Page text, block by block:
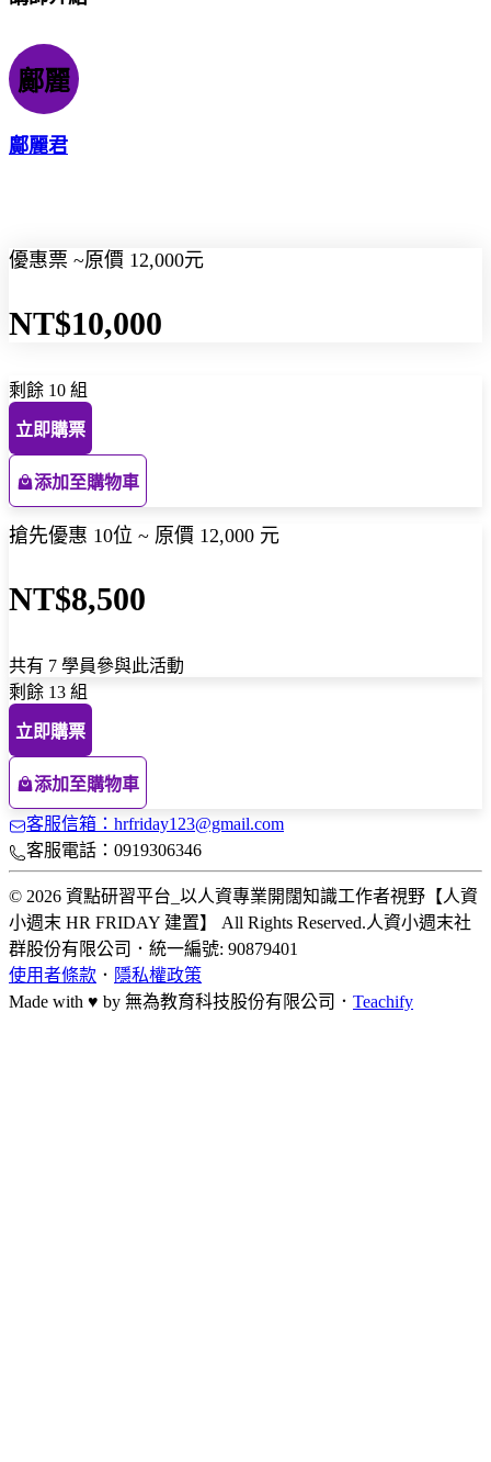
鄺麗
鄺麗君
優惠票 ~原價 12,000元
NT$10,000
剩餘 10 組
立即購票
添加至購物車
搶先優惠 10位 ~ 原價 12,000 元
NT$8,500
共有 7 學員參與此活動
剩餘 13 組
立即購票
添加至購物車
客服信箱：hrfriday123@gmail.com
客服電話：0919306346
© 2026 資點研習平台_以人資專業開闊知識工作者視野【人資
小週末 HR FRIDAY 建置】 All Rights Reserved.人資小週末社
群股份有限公司 ． 統一編號: 90879401
使用者條款 ． 隱私權政策
Made with ♥ by 無為教育科技股份有限公司． Teachify